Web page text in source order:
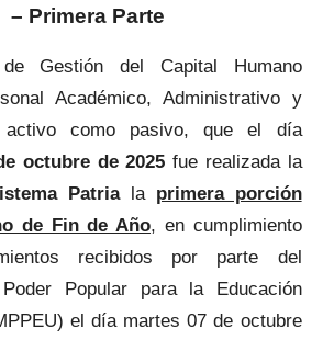
– Primera Parte
Gestión del Capital Humano
Académico, Administrativo y
activo como pasivo, que el día
octubre de 2025 fue realizada la
Patriala primera porción
de Fin de Año, en cumplimiento
recibidos por parte del
Popular para la Educación
el día martes 07 de octubre